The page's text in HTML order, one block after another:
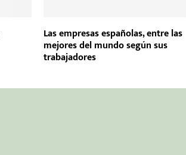
Las empresas españolas, entre las
mejores del mundo según sus
trabajadores